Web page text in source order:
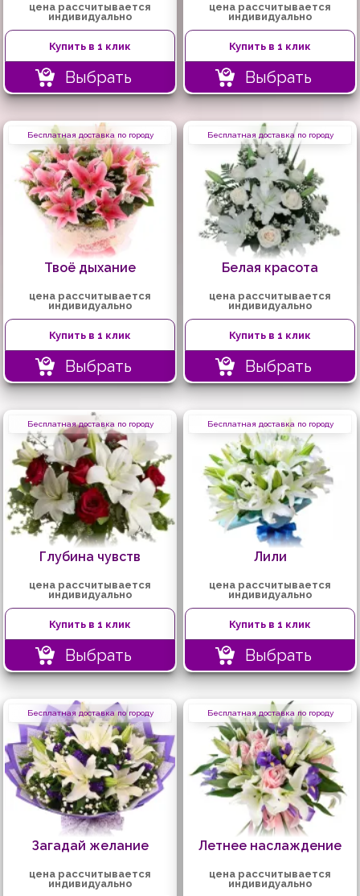
цена рассчитывается
индивидуально
Купить в 1 клик
Выбрать
цена рассчитывается
индивидуально
Купить в 1 клик
Выбрать
Бесплатная доставка по городу
Твоё дыхание
цена рассчитывается
индивидуально
Купить в 1 клик
Выбрать
Бесплатная доставка по городу
Белая красота
цена рассчитывается
индивидуально
Купить в 1 клик
Выбрать
Бесплатная доставка по городу
Глубина чувств
цена рассчитывается
индивидуально
Купить в 1 клик
Выбрать
Бесплатная доставка по городу
Лили
цена рассчитывается
индивидуально
Купить в 1 клик
Выбрать
Бесплатная доставка по городу
Загадай желание
цена рассчитывается
индивидуально
Бесплатная доставка по городу
Летнее наслаждение
цена рассчитывается
индивидуально